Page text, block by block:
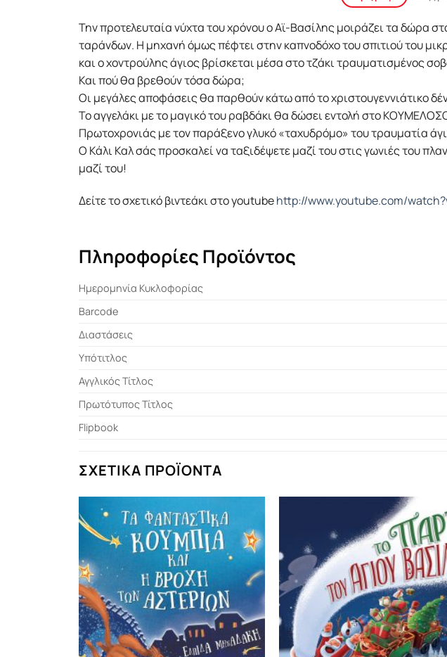
Την προτελευταία νύχτα του χρόνου ο Αϊ-Βασίλης μοιράζει τα δώρα
ταράνδων. Η μηχανή όμως πέφτει στην καπνοδόχο του σπιτιού του
και ο χοντρούλης άγιος βρίσκεται μέσα στο τζάκι τραυματισμένος
Και πού θα βρεθούν τόσα δώρα;
Οι μεγάλες αποφάσεις θα παρθούν κάτω από το χριστουγεννιάτικο
Το αγγελάκι με το μαγικό του ραβδάκι θα δώσει εντολή στο
Πρωτοχρονιάς με τον παράξενο γλυκό «ταχυδρόμο» του τραυματία
Ο Κάλι Καλ σάς προσκαλεί να ταξιδέψετε μαζί του στις γωνιές του
μαζί του!
Δείτε το σχετικό βιντεάκι στο youtubehttp://www.youtube.com/
Πληροφορίες Προϊόντος
Ημερομηνία Κυκλοφορίας
Barcode
Διαστάσεις
Υπότιτλος
Αγγλικός Τίτλος
Πρωτότυπος Τίτλος
Flipbook
ΣΧΕΤΙΚΆ ΠΡΟΪΌΝΤΑ